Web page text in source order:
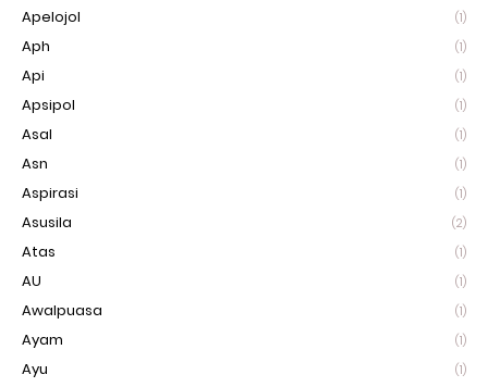
Apelojol (1)
Aph (1)
Api (1)
Apsipol (1)
Asal (1)
Asn (1)
Aspirasi (1)
Asusila (2)
Atas (1)
AU (1)
Awalpuasa (1)
Ayam (1)
Ayu (1)